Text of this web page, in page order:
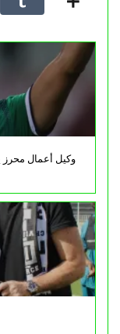
وكيل أعمال محرز